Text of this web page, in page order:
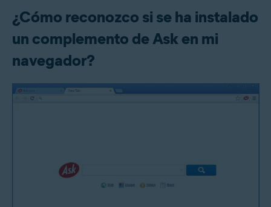
¿Cómo reconozco si se ha instalado
un complemento de Ask en mi
navegador?